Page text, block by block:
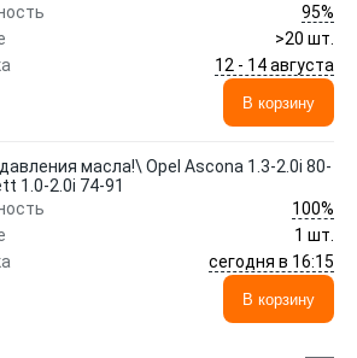
95%
>20 шт.
12 - 14 августа
В корзину
масла!\ Opel Ascona 1.3-2.0i 80-
1.0-2.0i 74-91
100%
1 шт.
сегодня в 16:15
В корзину